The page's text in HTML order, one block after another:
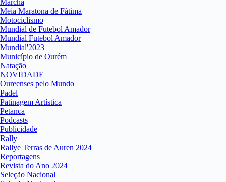
Marcha
Meia Maratona de Fátima
Motociclismo
Mundial de Futebol Amador
Mundial Futebol Amador
Mundial'2023
Município de Ourém
Natação
NOVIDADE
Oureenses pelo Mundo
Padel
Patinagem Artística
Petanca
Podcasts
Publicidade
Rally
Rallye Terras de Auren 2024
Reportagens
Revista do Ano 2024
Seleção Nacional